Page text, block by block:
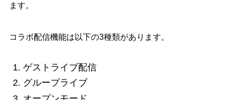
ます。
コラボ配信機能は以下の3種類があります。
ゲストライブ配信
グループライブ